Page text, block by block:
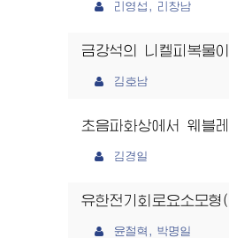
리영섭, 리창남
금강석의 니켈피복물
김호남
초음파화상에서 웨블
김경일
유한전기회로요소모
윤철혁, 박명일